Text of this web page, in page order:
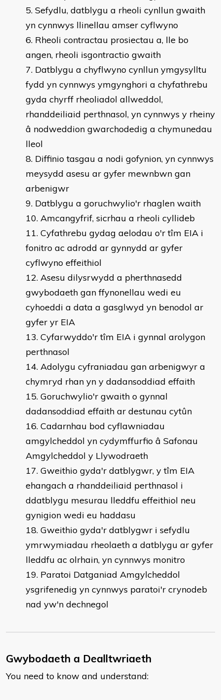
Sefydlu, datblygu a rheoli cynllun gwaith
yn cynnwys llinellau amser cyflwyno
Rheoli contractau prosiectau a, lle bo
angen, rheoli isgontractio gwaith
Datblygu a chyflwyno cynllun ymgysylltu
fydd yn cynnwys ymgynghori a chyfathrebu
gyda chyrff rheoliadol allweddol,
rhanddeiliaid perthnasol, yn cynnwys y rheiny
â nodweddion gwarchodedig a chymunedau
lleol
Diffinio tasgau a nodi gofynion, yn cynnwys
meysydd asesu ar gyfer mewnbwn gan
arbenigwr
Datblygu a goruchwylio'r rhaglen waith
Amcangyfrif, sicrhau a rheoli cyllideb
Cyfathrebu gydag aelodau o'r tîm EIA i
fonitro ac adrodd ar gynnydd ar gyfer
cyflwyno effeithiol
Asesu dilysrwydd a pherthnasedd
gwybodaeth gan ffynonellau wedi eu
cyhoeddi a data a gasglwyd yn benodol ar
gyfer yr EIA
Cyfarwyddo'r tîm EIA i gynnal arolygon
perthnasol
Adolygu cyfraniadau gan arbenigwyr a
chymryd rhan yn y dadansoddiad effaith
Goruchwylio'r gwaith o gynnal
dadansoddiad effaith ar destunau cytûn
Cadarnhau bod cyflawniadau
amgylcheddol yn cydymffurfio â Safonau
Amgylcheddol y Llywodraeth
Gweithio gyda'r datblygwr, y tîm EIA
ehangach a rhanddeiliaid perthnasol i
ddatblygu mesurau lleddfu effeithiol neu
gynigion wedi eu haddasu
Gweithio gyda'r datblygwr i sefydlu
ymrwymiadau rheolaeth a datblygu ar gyfer
lleddfu ac olrhain, yn cynnwys monitro
Paratoi Datganiad Amgylcheddol
ysgrifenedig yn cynnwys paratoi'r crynodeb
nad yw'n dechnegol
Gwybodaeth a Dealltwriaeth
You need to know and understand: